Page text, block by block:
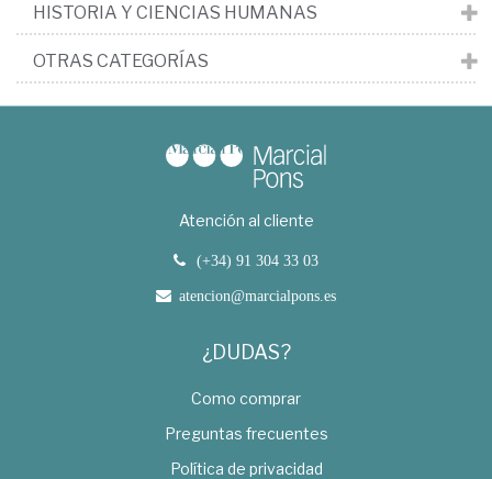
HISTORIA Y CIENCIAS HUMANAS
OTRAS CATEGORÍAS
Atención al cliente
(+34) 91 304 33 03
atencion@marcialpons.es
¿DUDAS?
Como comprar
Preguntas frecuentes
Política de privacidad